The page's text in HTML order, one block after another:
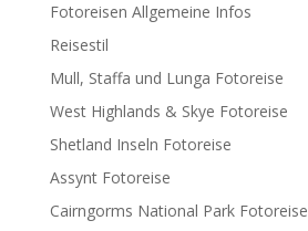
Fotoreisen Allgemeine Infos
Reisestil
Mull, Staffa und Lunga Fotoreise
West Highlands & Skye Fotoreise
Shetland Inseln Fotoreise
Assynt Fotoreise
Cairngorms National Park Fotoreise